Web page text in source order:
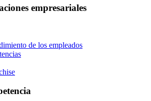
empresariales
de los empleados